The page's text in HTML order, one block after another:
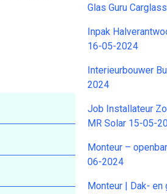
Glas Guru
Inpak
16-05-2024
Interieurbouwer
2024
Job Installateur
MR Solar 15-05-
Monteur –
06-2024
Monteur | Dak-